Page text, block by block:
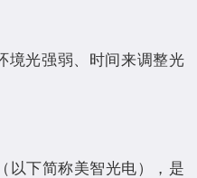
境光强弱、时间来调整光
以下简称美智光电），是